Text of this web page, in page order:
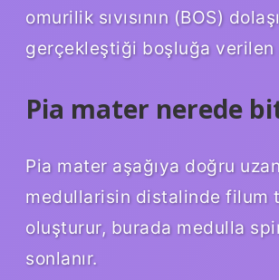
omurilik sıvısının (BOS)
gerçekleştiği boşluğa verilen
Pia mater nerede
Pia mater aşağıya doğru
medullarisin distalinde filum
oluşturur, burada medulla
sonlanır.